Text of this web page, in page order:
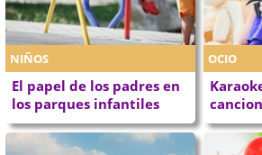
NIÑOS
El papel de los padres en
los parques infantiles
OCIO